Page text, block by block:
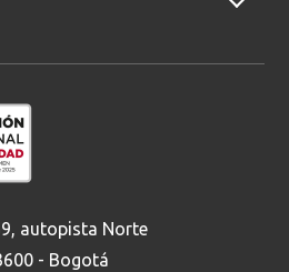
autopista Norte
- Bogotá